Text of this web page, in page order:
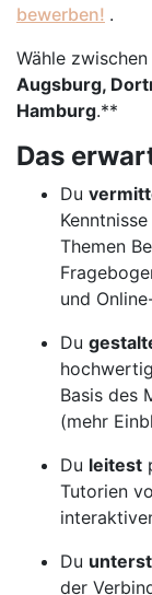
bewerben! .
Wähle
Augsburg,
Hamburg.**
Das
Du
Themen
und
Du
Basis des
(mehr
Du leitest
Tutorien
Du
der